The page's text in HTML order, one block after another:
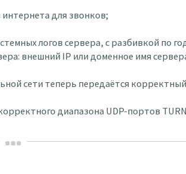
для звонков;
логов сервера, с разбивкой по
внешний IP или доменное имя
сети теперь передаётся
диапазона UDP-портов